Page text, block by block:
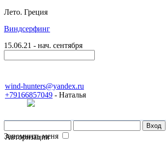
Лето. Греция
Виндсерфинг
15.06.21 - нач. сентября
wind-hunters@yandex.ru
+79166857049 - Наталья
Авторизация
Запомнить меня